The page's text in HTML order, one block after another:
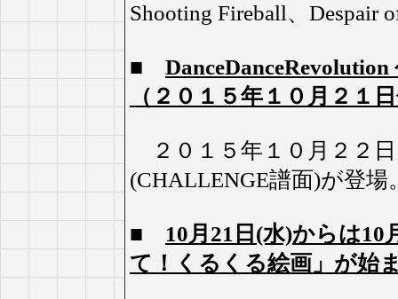
Shooting Fireball、Despair
■
（２０１５年１０月２１
２０１５年１０月２２
(CHALLENGE譜面)が登場
■ 10月21日(水)からは
て！くるくる絵画」が始